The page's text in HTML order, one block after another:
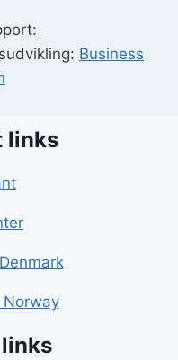
Business
links
Norway